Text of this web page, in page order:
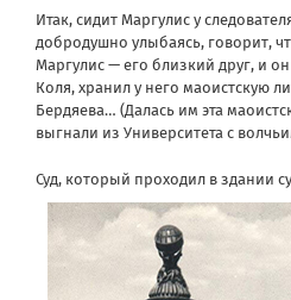
Итак, сидит Маргулис у
добродушно улыбаясь, говорит,
Маргулис — его близкий друг, и
Коля, хранил у него маоистскую
Бердяева… (Далась им эта
выгнали из Университета с
Суд, который проходил в здании